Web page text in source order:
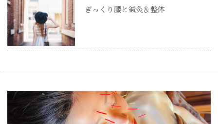
ぎっくり腰と鍼灸＆整体